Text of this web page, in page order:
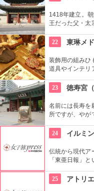
ともできます。
1418年建立。
王だった父・太
然に囲まれた
です。
22
装飾用の組みひ
道具やインテリ
りなど製作体
です。
23 徳寿宮
名前には長寿を
所ですが、やが
のスタイルと
っています。
24 イルミ
伝統から現代ア
「東亜日報」
い物や散歩の
のもいかがでし
25 アトリ